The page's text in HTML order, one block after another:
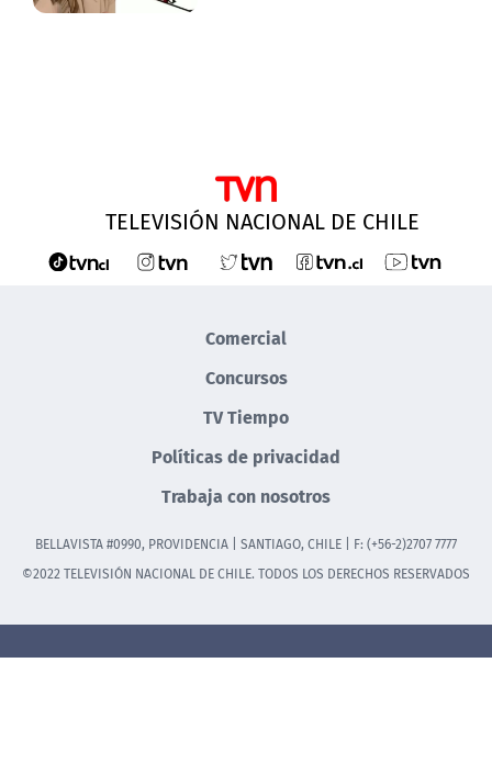
TELEVISIÓN NACIONAL DE CHILE
Comercial
Concursos
TV Tiempo
Políticas de privacidad
Trabaja con nosotros
BELLAVISTA #0990, PROVIDENCIA | SANTIAGO, CHILE | F: (+56-2)2707 7777
©2022 TELEVISIÓN NACIONAL DE CHILE. TODOS LOS DERECHOS RESERVADOS